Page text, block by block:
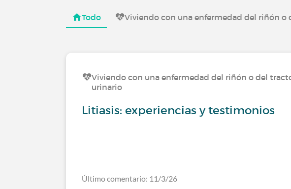
Todo Viviendo con una enfermedad del riñón o
Viviendo con una enfermedad del riñón o del
urinario
Litiasis: experiencias y testimonios
Último comentario: 11/3/26